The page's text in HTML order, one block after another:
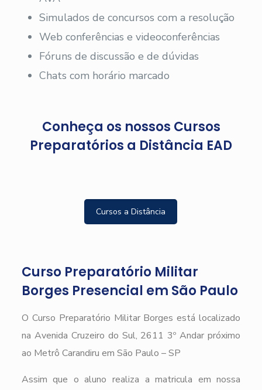
Simulados de concursos com a resolução
Web conferências e videoconferências
Fóruns de discussão e de dúvidas
Chats com horário marcado
Conheça os nossos Cursos
Preparatórios a Distância EAD
Cursos a Distância
Curso Preparatório Militar
Borges Presencial em São Paulo
O Curso Preparatório Militar Borges está localizado
na Avenida Cruzeiro do Sul, 2611 3º Andar próximo
ao Metrô Carandiru em São Paulo – SP
Assim que o aluno realiza a matricula em nossa